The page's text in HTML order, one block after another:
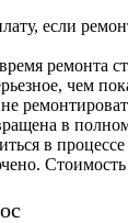
если
ремонта
чем
в
в процессе